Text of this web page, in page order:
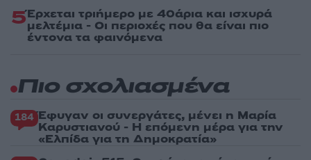
5Έρχεται τριήμερο με 40άρια και ισχυρά
μελτέμια - Οι περιοχές που θα είναι πιο
έντονα τα φαινόμενα
Πιο σχολιασμένα
184 Έφυγαν οι συνεργάτες, μένει η Μαρία
Καρυστιανού - Η επόμενη μέρα για την
«Ελπίδα για τη Δημοκρατία»